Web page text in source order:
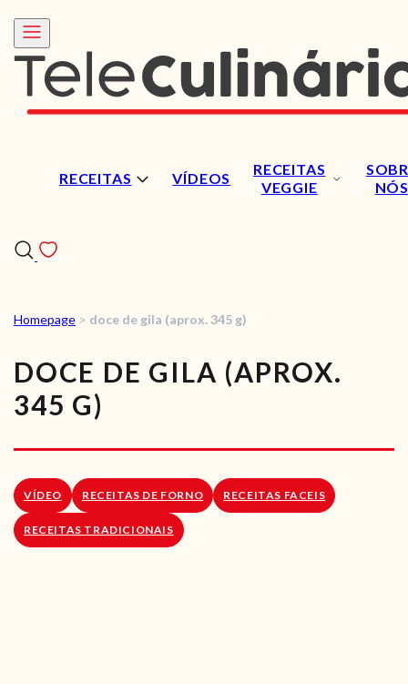
RECEITAS VÍDEOS
RECEITAS
VEGGIE
NÓS
RECEITAS
VÍDEOS
LOJA ONLINE
Homepage > doce de gila (aprox. 345 g)
DOCE DE GILA (APROX.
345 G)
VÍDEO RECEITAS DE FORNO RECEITAS FACEIS
RECEITAS TRADICIONAIS